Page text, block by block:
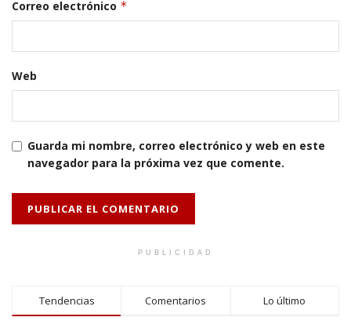
Correo electrónico *
Web
Guarda mi nombre, correo electrónico y web en este
navegador para la próxima vez que comente.
PUBLICIDAD
Tendencias Comentarios Lo último